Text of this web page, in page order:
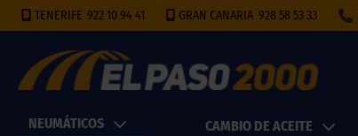
TENERIFE 922 10 94 41 GRAN CANARIA 928 58 53 33
NEUMÁTICOS CAMBIO DE ACEITE